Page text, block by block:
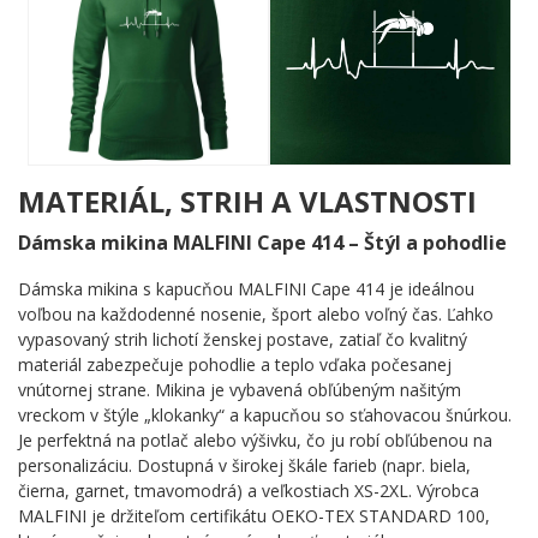
Čierna linka EKG – ten klasický záznam srdcového tepu – tu
nehrá len vedľajšiu úlohu. Uprostred jej rytmického vlnenia sa
objaví silueta výškara v dokonalom Fosburyho oblúku, telo
prenesené cez žrď s eleganciou, ktorú pozná len ten, kto si to
sám vyskúšal. Motív spája medicínsku symboliku s atletickou
vášňou do jediného, čistého a výrazného celku. Jednoduchosť
čiernej kresby hovorí viac než tisíc slov.
Komu urobí radosť?
🔥 Každému výškarovi, ktorý žije pre ten jeden dokonalý
skok
💪 Atletickým nadšencom a trénerom ľahkej atletiky
🎯 Fanúšikom, ktorí chcú ukázať, že vedia, čo je skutočný
šport
🌟 Komukoľvek, koho srdce bije v rytme atletiky
Nečakaj, kým žrď padne – urob si radosť teraz a daj všetkým
vedieť, kde tvoje srdce skutočne bije! ✨
MATERIÁL, STRIH A VLASTNOSTI
Dámska mikina MALFINI Cape 414 – Štýl a pohodlie
Dámska mikina s kapucňou MALFINI Cape 414 je ideálnou
voľbou na každodenné nosenie, šport alebo voľný čas. Ľahko
vypasovaný strih lichotí ženskej postave, zatiaľ čo kvalitný
materiál zabezpečuje pohodlie a teplo vďaka počesanej
vnútornej strane. Mikina je vybavená obľúbeným našitým
vreckom v štýle „klokanky“ a kapucňou so sťahovacou šnúrkou.
Je perfektná na potlač alebo výšivku, čo ju robí obľúbenou na
personalizáciu. Dostupná v širokej škále farieb (napr. biela,
čierna, garnet, tmavomodrá) a veľkostiach XS-2XL. Výrobca
MALFINI je držiteľom certifikátu OEKO-TEX STANDARD 100,